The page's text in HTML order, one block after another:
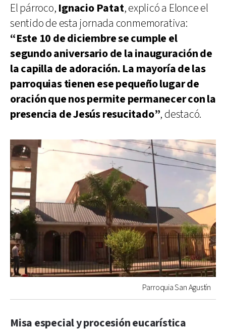
El párroco, Ignacio Patat, explicó a Elonce el
sentido de esta jornada conmemorativa:
“Este 10 de diciembre se cumple el
segundo aniversario de la inauguración de
la capilla de adoración. La mayoría de las
parroquias tienen ese pequeño lugar de
oración que nos permite permanecer con la
presencia de Jesús resucitado”, destacó.
Parroquia San Agustín
Misa especial y procesión eucarística